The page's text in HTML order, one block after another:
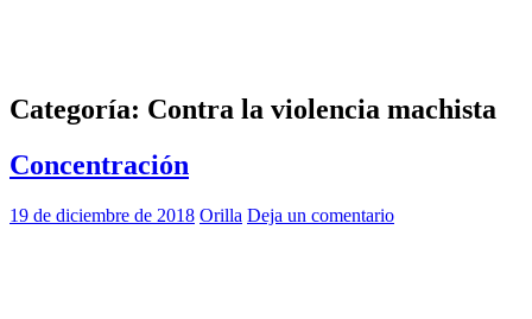
Categoría: Contra la violencia machista
Concentración
19 de diciembre de 2018 Orilla Deja un comentario